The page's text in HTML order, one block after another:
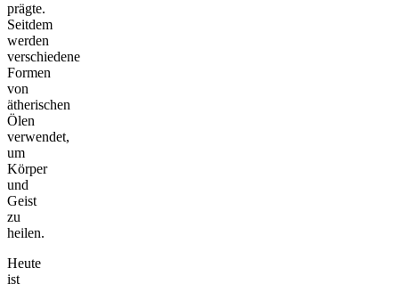
prägte.
Seitdem
werden
verschiedene
Formen
von
ätherischen
Ölen
verwendet,
um
Körper
und
Geist
zu
heilen.
Heute
ist